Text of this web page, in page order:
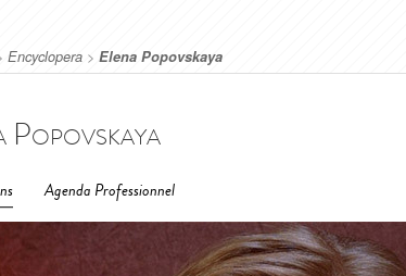
Encyclopera > Elena Popovskaya
Popovskaya
Agenda Professionnel